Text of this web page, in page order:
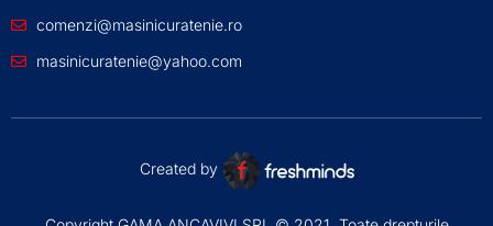
comenzi@masinicuratenie.ro
masinicuratenie@yahoo.com
Created by